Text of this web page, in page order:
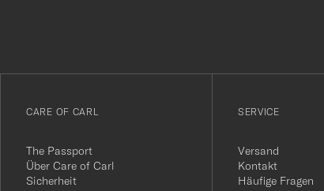
till
nyhetsbrev!
CARE OF CARL
The Passport
Über Care of Carl
Sicherheit
SERVICE
Versand
Kontakt
Häufige Fragen